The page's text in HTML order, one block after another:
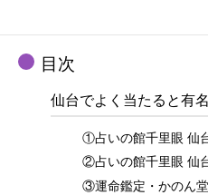
目次
仙台でよく当たると有
①占いの館千里眼 仙
②占いの館千里眼 仙
③運命鑑定・かのん